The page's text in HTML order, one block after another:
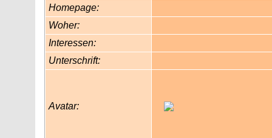
Homepage:
Woher:
Interessen:
Unterschrift:
Avatar: